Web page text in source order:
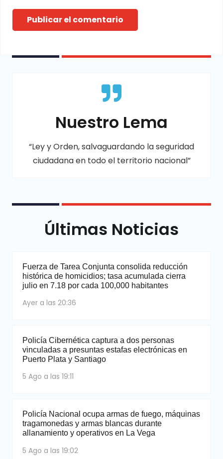
Publicar el comentario
Nuestro Lema
“Ley y Orden, salvaguardando la seguridad
ciudadana en todo el territorio nacional”
Últimas Noticias
Fuerza de Tarea Conjunta consolida reducción
histórica de homicidios; tasa acumulada cierra
julio en 7.18 por cada 100,000 habitantes
Ayer a las 20:36
Policía Cibernética captura a dos personas
vinculadas a presuntas estafas electrónicas en
Puerto Plata y Santiago
5 Ago a las 19:11
Policía Nacional ocupa armas de fuego, máquinas
tragamonedas y armas blancas durante
allanamiento y operativos en La Vega
5 Ago a las 19:02